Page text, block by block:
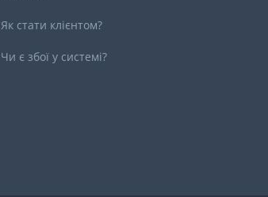
Як стати клієнтом?
Чи є збої у системі?